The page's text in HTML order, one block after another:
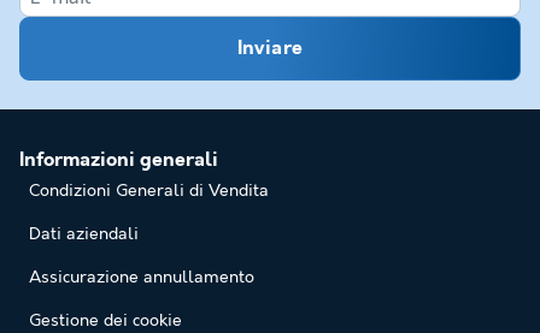
Inviare
Informazioni generali
Condizioni Generali di Vendita
Dati aziendali
Assicurazione annullamento
Gestione dei cookie